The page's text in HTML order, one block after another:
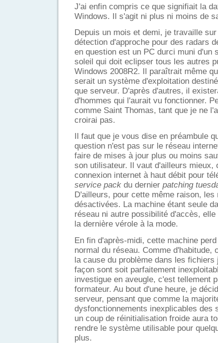
J'ai enfin compris ce que signifiait la
Windows. Il s'agit ni plus ni moins de
Depuis un mois et demi, je travaille
détection d'approche pour des radars
en question est un PC durci muni d'un
soleil qui doit eclipser tous les autres
Windows 2008R2. Il paraîtrait même
serait un système d'exploitation
que serveur. D'après d'autres, il
d'hommes qui l'aurait vu fonctionner.
comme Saint Thomas, tant que je ne
croirai pas.
Il faut que je vous dise en préambule
question n'est pas sur le réseau
faire de mises à jour plus ou moins
son utilisateur. Il vaut d'ailleurs mieux,
connexion internet à haut débit pour
service pack du dernier patching
D'ailleurs, pour cette même raison,
désactivées. La machine étant seule
réseau ni autre possibilité d'accès,
la dernière vérole à la mode.
En fin d'après-midi, cette machine
normal du réseau. Comme d'habitude,
la cause du problème dans les fichiers
façon sont soit parfaitement
investigue en aveugle, c'est tellement
formateur. Au bout d'une heure, je
serveur, pensant que comme la
dysfonctionnements inexplicables des
un coup de réinitialisation froide aura
rendre le système utilisable pour
plus.